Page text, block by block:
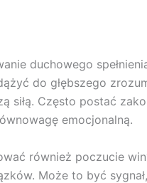
duchowego
do głębszego
siłą. Często postać
emocjonalną.
również poczucie
Może to być